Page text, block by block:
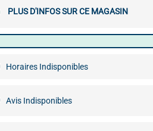
PLUS D'INFOS SUR CE MAGASIN
Horaires Indisponibles
Avis Indisponibles